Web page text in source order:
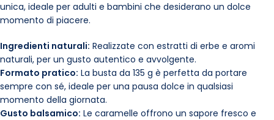
unica, ideale per adulti e bambini che desiderano un dolce
momento di piacere.
Ingredienti naturali: Realizzate con estratti di erbe e aromi
naturali, per un gusto autentico e avvolgente.
Formato pratico: La busta da 135 g è perfetta da portare
sempre con sé, ideale per una pausa dolce in qualsiasi
momento della giornata.
Gusto balsamico: Le caramelle offrono un sapore fresco e